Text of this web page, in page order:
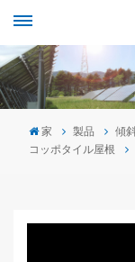
家 製品 傾
コッポタイル屋根